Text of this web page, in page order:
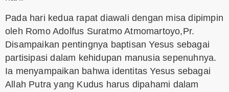
Pada hari kedua rapat diawali dengan misa dipimpin
oleh Romo Adolfus Suratmo Atmomartoyo,Pr.
Disampaikan pentingnya baptisan Yesus sebagai
partisipasi dalam kehidupan manusia sepenuhnya.
Ia menyampaikan bahwa identitas Yesus sebagai
Allah Putra yang Kudus harus dipahami dalam